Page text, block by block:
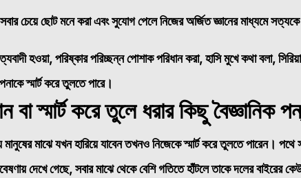
চেয়ে ছোট মনে করা এবং সুযোগ পেলে নিজের অর্জিত জ্ঞানের মাধ্যমে সত্যকে
হওয়া, পরিষ্কার পরিচ্ছন্ন পোশাক পরিধান করা, হাসি মুখে কথা বলা,
স্মার্ট করে তুলতে পারে।
বা স্মার্ট করে তুলে ধরার কিছু
মানুষের মাঝে যখন হারিয়ে যাবেন তখনও নিজেকে স্মার্ট করে তুলতে পারেন।
দেখে গেছে, সবার মাঝে থেকে বেশি গতিতে হাঁটলে তাকে দলের বাইরের